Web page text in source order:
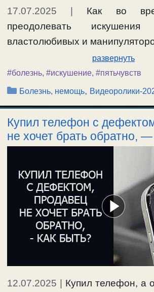
17.07.2025
Как во
преодолевать
властолюбивых и
развернуть
#болезнь, #искушение, #пятьчувств
Рубрики
Болезнь, немощь, Видеоролики-
Купил телефон с
не хочет брать обратно,
12.07.2025
Купил телефон, а